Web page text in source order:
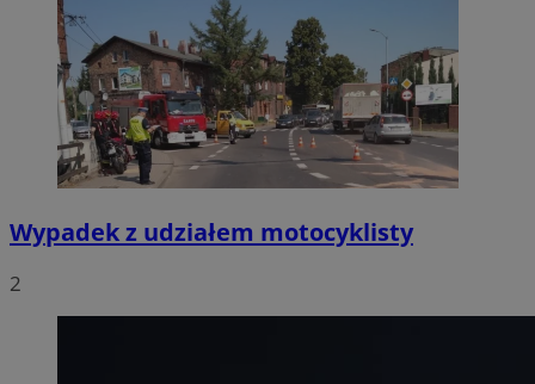
Wypadek z udziałem motocyklisty
2